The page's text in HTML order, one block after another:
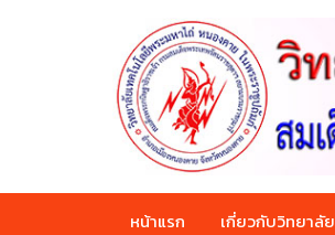
หน้าแรก เกี่ยวกับวิทยาลัย